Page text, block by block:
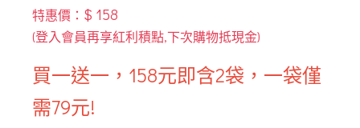
特惠價： $ 158
買一送一，158元即含2袋，一袋僅
需79元!